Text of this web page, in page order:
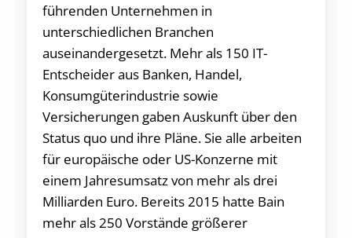
führenden Unternehmen in
unterschiedlichen Branchen
auseinandergesetzt. Mehr als 150 IT-
Entscheider aus Banken, Handel,
Konsumgüterindustrie sowie
Versicherungen gaben Auskunft über den
Status quo und ihre Pläne. Sie alle arbeiten
für europäische oder US-Konzerne mit
einem Jahresumsatz von mehr als drei
Milliarden Euro. Bereits 2015 hatte Bain
mehr als 250 Vorstände größerer